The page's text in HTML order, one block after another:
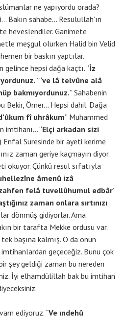
ne yapıyordu orada?
Bakın sahabe… Resulullah’ın
heveslendiler. Ganimete
meşgul olurken Halid bin Velid
bir baskın yaptılar.
gelince hepsi dağa kaçtı. “İz
” “ve lâ telvûne alâ
bakmıyordunuz.” Sahabenin
Bekir, Ömer… Hepsi dahil. Dağa
fî uhrâkum” Muhammed
imtihanı… “Elçi arkadan sizi
) Enfal Suresinde bir ayeti kerime
zaman geriye kaçmayın diyor.
okuyor. Çünkü resul sıfatıyla
âmenû izâ
felâ tuvellûhumul edbâr”
zaman onlara sırtınızı
dönmüş gidiyorlar. Ama
bir tarafta Mekke ordusu var.
başına kalmış. O da onun
geçeceğiz. Bunu çok
şey geldiği zaman bu nereden
İyi elhamdülillah bak bu imtihan
ediyoruz. “Ve ındehû